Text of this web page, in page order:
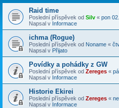
Raid time
Poslední příspěvek od Silv « pon
Napsal v Informace
ichma (Rogue)
Poslední příspěvek od Noname «
Napsal v Přijato
Povídky a pohádky z GW
Poslední příspěvek od Zereges «
Napsal v Informace
Historie Ekirei
Poslední příspěvek od Zereges «
Napsal v Informace